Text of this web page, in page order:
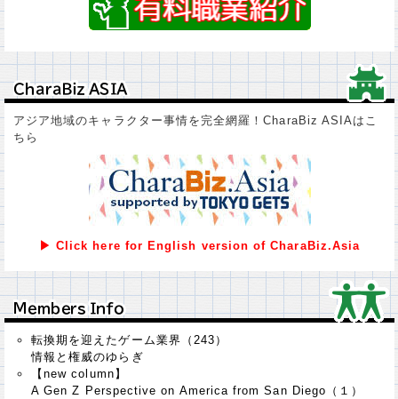
ＣｈａｒａＢｉｚ ＡＳＩＡ
ＣｈａｒａＢｉｚ ＡＳＩＡ
アジア地域のキャラクター事情を完全網羅！CharaBiz ASIAはこ
ちら
▶ Click here for English version of CharaBiz.Asia
Ｍｅｍｂｅｒｓ Ｉｎｆｏ
Ｍｅｍｂｅｒｓ Ｉｎｆｏ
転換期を迎えたゲーム業界（243）
情報と権威のゆらぎ
【new column】
A Gen Z Perspective on America from San Diego（１）